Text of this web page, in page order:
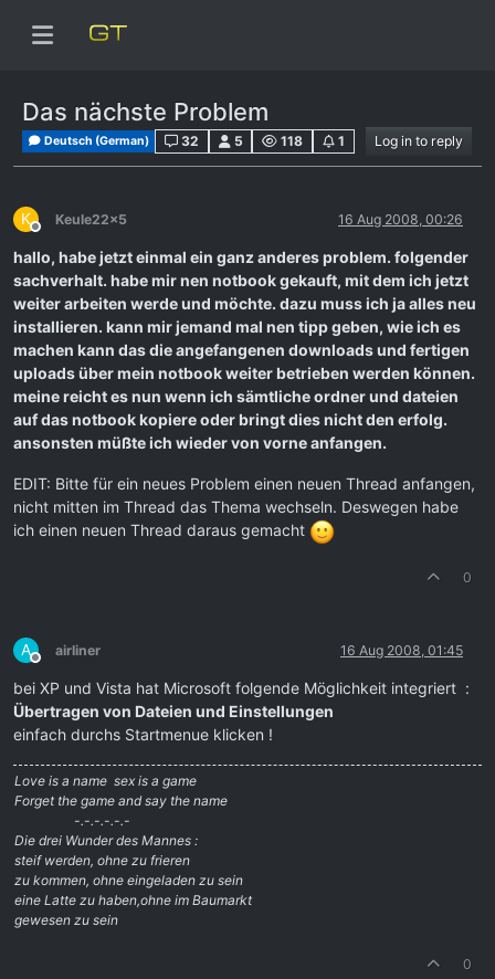
Das nächste Problem
Deutsch (German) 32 5 118 1 Log in to reply
K
Offline
Keule22x5 16 Aug 2008, 00:26
hallo, habe jetzt einmal ein ganz anderes problem. folgender
sachverhalt. habe mir nen notbook gekauft, mit dem ich jetzt
weiter arbeiten werde und möchte. dazu muss ich ja alles neu
installieren. kann mir jemand mal nen tipp geben, wie ich es
machen kann das die angefangenen downloads und fertigen
uploads über mein notbook weiter betrieben werden können.
meine reicht es nun wenn ich sämtliche ordner und dateien
auf das notbook kopiere oder bringt dies nicht den erfolg.
ansonsten müßte ich wieder von vorne anfangen.
EDIT: Bitte für ein neues Problem einen neuen Thread anfangen,
nicht mitten im Thread das Thema wechseln. Deswegen habe
ich einen neuen Thread daraus gemacht
0
A
Offline
airliner 16 Aug 2008, 01:45
bei XP und Vista hat Microsoft folgende Möglichkeit integriert :
Übertragen von Dateien und Einstellungen
einfach durchs Startmenue klicken !
Love is a name  sex is a game
Forget the game and say the name
-.-.-.-.-.-
Die drei Wunder des Mannes :
steif werden, ohne zu frieren
zu kommen, ohne eingeladen zu sein
eine Latte zu haben,ohne im Baumarkt
gewesen zu sein
0